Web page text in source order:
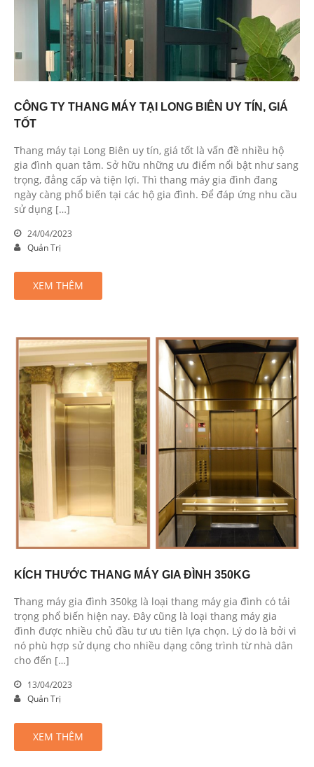
CÔNG TY THANG MÁY TẠI LONG BIÊN UY TÍN, GIÁ
TỐT
Thang máy tại Long Biên uy tín, giá tốt là vấn đề nhiều hộ
gia đình quan tâm. Sở hữu những ưu điểm nổi bật như sang
trọng, đẳng cấp và tiện lợi. Thì thang máy gia đình đang
ngày càng phổ biến tại các hộ gia đình. Để đáp ứng nhu cầu
sử dụng […]
24/04/2023
Quản Trị
XEM THÊM
KÍCH THƯỚC THANG MÁY GIA ĐÌNH 350KG
Thang máy gia đình 350kg là loại thang máy gia đình có tải
trọng phổ biến hiện nay. Đây cũng là loại thang máy gia
đình được nhiều chủ đầu tư ưu tiên lựa chọn. Lý do là bởi vì
nó phù hợp sử dụng cho nhiều dạng công trình từ nhà dân
cho đến […]
13/04/2023
Quản Trị
XEM THÊM